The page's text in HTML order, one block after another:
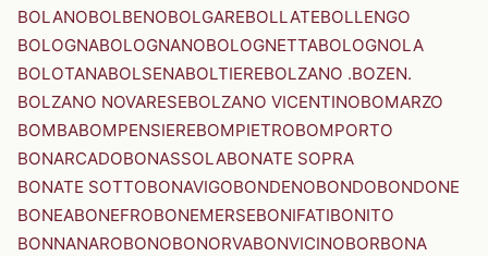
BOLANOBOLBENOBOLGAREBOLLATEBOLLENGO
BOLOGNABOLOGNANOBOLOGNETTABOLOGNOLA
BOLOTANABOLSENABOLTIEREBOLZANO .BOZEN.
BOLZANO NOVARESEBOLZANO VICENTINOBOMARZO
BOMBABOMPENSIEREBOMPIETROBOMPORTO
BONARCADOBONASSOLABONATE SOPRA
BONATE SOTTOBONAVIGOBONDENOBONDOBONDONE
BONEABONEFROBONEMERSEBONIFATIBONITO
BONNANAROBONOBONORVABONVICINOBORBONA